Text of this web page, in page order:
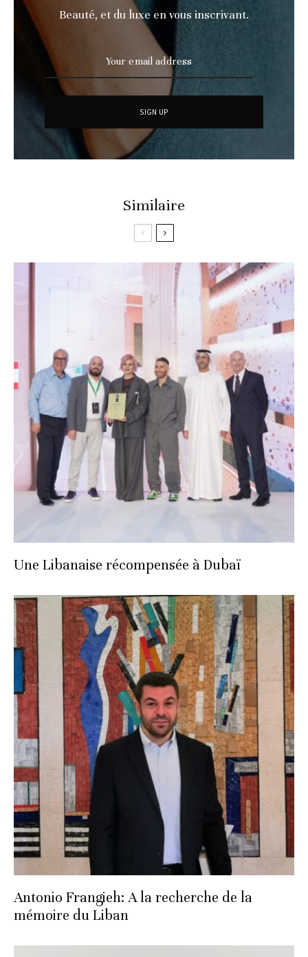
Beauté, et du luxe en vous inscrivant.
Similaire
Une Libanaise récompensée à Dubaï
Antonio Frangieh: A la recherche de la
mémoire du Liban